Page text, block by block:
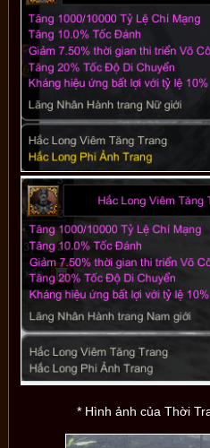
* Hình ảnh của Thời